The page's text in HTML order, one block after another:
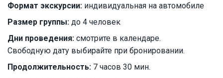
Формат экскурсии: индивидуальная на автомобиле
Размер группы: до 4 человек
Дни проведения: смотрите в календаре.
Свободную дату выбирайте при бронировании.
Продолжительность: 7 часов 30 мин.